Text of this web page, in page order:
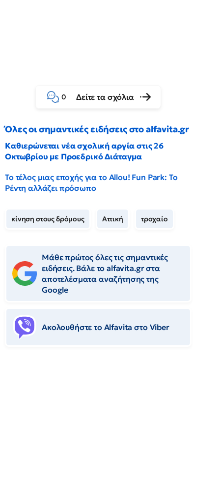
0 Δείτε τα σχόλια
Όλες οι σημαντικές ειδήσεις στο alfavita.gr
Καθιερώνεται νέα σχολική αργία στις 26
Οκτωβρίου με Προεδρικό Διάταγμα
Το τέλος μιας εποχής για το Allou! Fun Park: Το
Ρέντη αλλάζει πρόσωπο
κίνηση στους δρόμους Αττική τροχαίο
Μάθε πρώτος όλες τις σημαντικές
ειδήσεις. Βάλε το alfavita.gr στα
αποτελέσματα αναζήτησης της
Google
Ακολουθήστε το Αlfavita στο Viber